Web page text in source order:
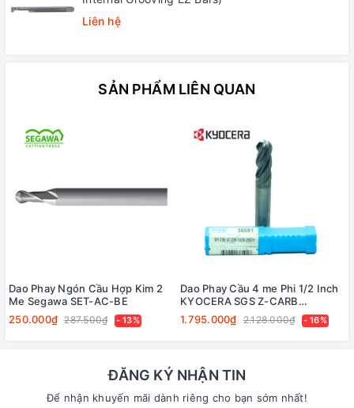
Liên hệ
SẢN PHẨM LIÊN QUAN
Dao Phay Ngón Cầu Hợp Kim 2
Me Segawa SET-AC-BE
250.000₫ 287.500₫ - 13%
Dao Phay Cầu 4 me Phi 1/2 Inch
KYOCERA SGS Z-CARB
KSP36591
1.795.000₫ 2.128.000₫ - 16%
ĐĂNG KÝ NHẬN TIN
Để nhận khuyến mãi dành riêng cho bạn sớm nhất!